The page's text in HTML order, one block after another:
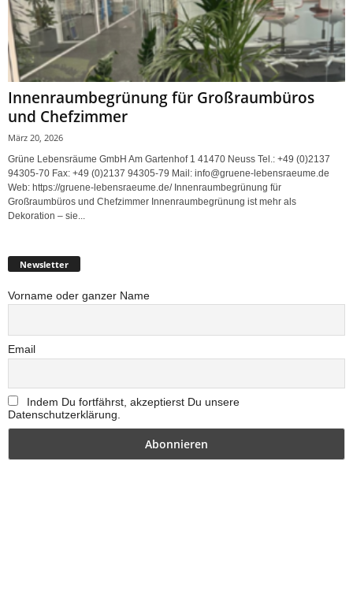
Innenraumbegrünung für Großraumbüros
und Chefzimmer
März 20, 2026
Grüne Lebensräume GmbH Am Gartenhof 1 41470 Neuss Tel.: +49 (0)2137
94305-70 Fax: +49 (0)2137 94305-79 Mail: info@gruene-lebensraeume.de
Web: https://gruene-lebensraeume.de/ Innenraumbegrünung für
Großraumbüros und Chefzimmer Innenraumbegrünung ist mehr als
Dekoration – sie...
Newsletter
Vorname oder ganzer Name
Email
Indem Du fortfährst, akzeptierst Du unsere
Datenschutzerklärung.